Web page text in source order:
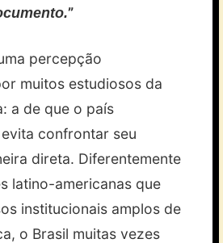
”
percepção
muitos estudiosos da
a de que o país
confrontar seu
direta. Diferentemente
latino-americanas que
institucionais amplos de
o Brasil muitas vezes